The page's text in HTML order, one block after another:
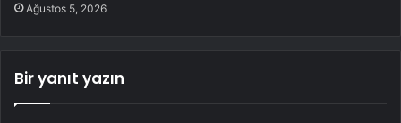
Ağustos 5, 2026
Bir yanıt yazın